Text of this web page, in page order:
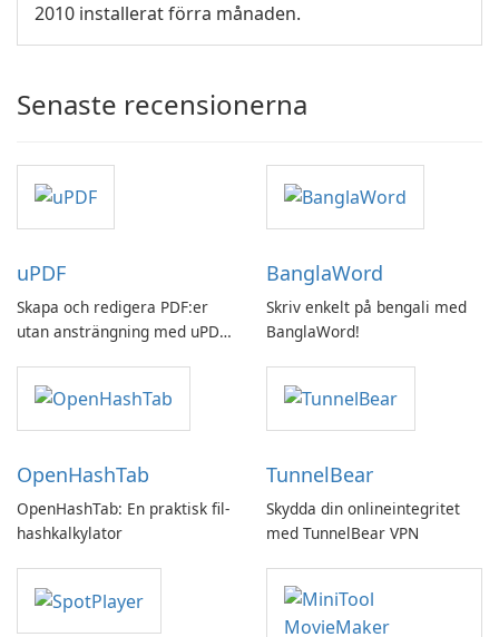
2010 installerat förra månaden.
Senaste recensionerna
uPDF
Skapa och redigera PDF:er
utan ansträngning med uPDF
BanglaWord
Skriv enkelt på bengali med
BanglaWord!
OpenHashTab
OpenHashTab: En praktisk fil-
hashkalkylator
TunnelBear
Skydda din onlineintegritet
med TunnelBear VPN